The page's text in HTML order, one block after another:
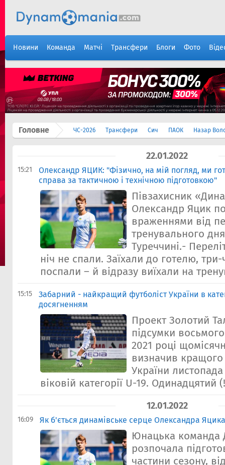
Новини Команда Матчі Трансфери Блоги Фото
Головне ЧС-2026 Трансфери Сич ПАОК Назар
22.01.2022
15:21
Олександр ЯЦИК: "Фізично, на мій погляд, ми
справа за тактичною і технічною підготовкою"
Півзахисник
Олександр Яцик
враженнями від
тренувального
Туреччині.-
ніч не спали. Заїхали до готелю,
поспали – й відразу виїхали на
15:15
Забарний - найкращий футболіст України в
досягненням
Проект Золотий
підсумки
2021 році
визначив кращого
України
віковій категорії U-19. Одинадцятий
12.01.2022
16:09 Як б'ється динамівське серце Олександра Яцика
Юнацька команда
розпочала
частини сезону,